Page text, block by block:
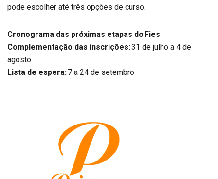
pode escolher até três opções de curso.
Cronograma das próximas etapas do Fies
Complementação das inscrições:31 de julho a 4 de
agosto
Lista de espera:7 a 24 de setembro